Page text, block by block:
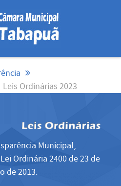
Leis Ordinárias 2023
Municipal,
Ordinária 2400 de 23 de
de 2013.